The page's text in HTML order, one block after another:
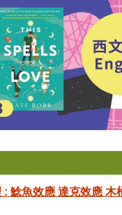
鯰魚效應 達克效應 木